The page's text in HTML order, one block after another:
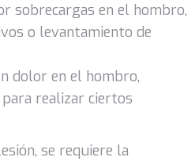
sobrecargas en el hombro,
o levantamiento de
dolor en el hombro,
realizar ciertos
se requiere la